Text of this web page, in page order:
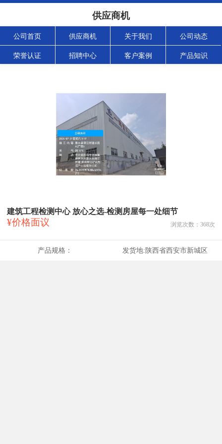
供应商机
公司首页 供应商机 关于我们 公司动态
荣誉认证 招聘中心 客户案例 产品知识
建筑工程检测中心 放心之选-检测房屋每一处细节
¥价格面议 浏览次数： 368次
产品规格： 发货地:陕西省西安市新城区